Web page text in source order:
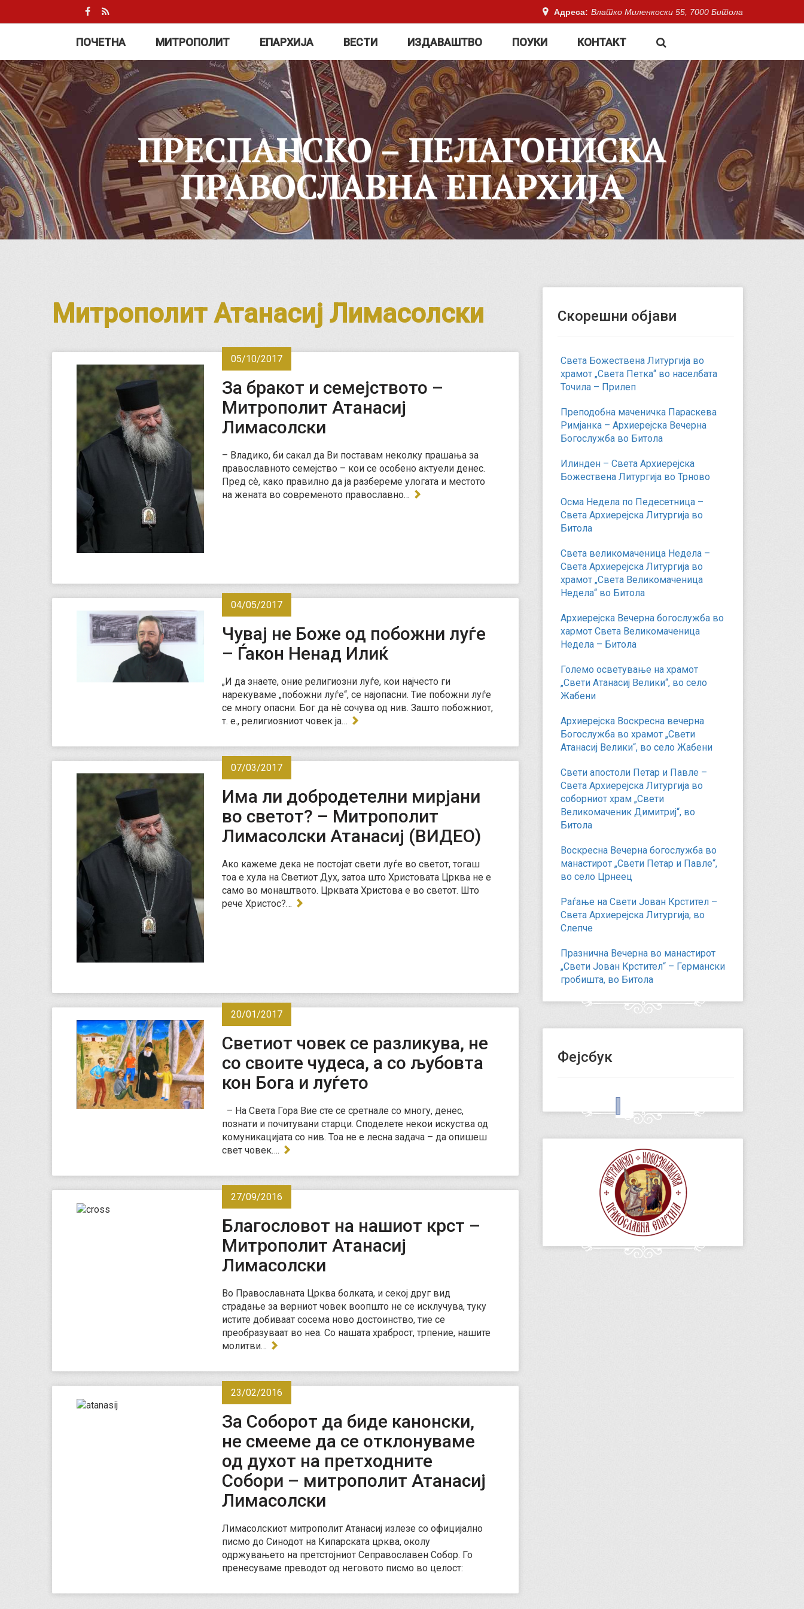
Адреса: Влатко Миленкоски 55, 7000 Битола
ПОЧЕТНА МИТРОПОЛИТ ЕПАРХИЈА ВЕСТИ ИЗДАВАШТВО ПОУКИ КОНТАКТ
ПРЕСПАНСКО – ПЕЛАГОНИСКА
ПРАВОСЛАВНА ЕПАРХИЈА
Митрополит Атанасиј Лимасолски
05/10/2017
За бракот и семејството –
Митрополит Атанасиј
Лимасолски
– Владико, би сакал да Ви поставам неколку прашања за
православното семејство – кои се особено актуели денес.
Пред сè, како правилно да ја разбереме улогата и местото
на жената во современото православно…
04/05/2017
Чувај не Боже од побожни луѓе
– Ѓакон Ненад Илиќ
„И да знаете, оние религиозни луѓе, кои најчесто ги
нарекуваме „побожни луѓе“, се најопасни. Тие побожни луѓе
се многу опасни. Бог да нè сочува од нив. Зашто побожниот,
т. е., религиозниот човек ја…
07/03/2017
Има ли добродетелни мирјани
во светот? – Митрополит
Лимасолски Атанасиј (ВИДЕО)
Ако кажеме дека не постојат свети луѓе во светот, тогаш
тоа е хула на Светиот Дух, затоа што Христовата Црква не е
само во монаштвото. Црквата Христова е во светот. Што
рече Христос?…
20/01/2017
Светиот човек се разликува, не
со своите чудеса, а со љубовта
кон Бога и луѓето
– На Света Гора Вие сте се сретнале со многу, денес,
познати и почитувани старци. Споделете некои искуства од
комуникацијата со нив. Тоа не е лесна задача – да опишеш
свет човек….
27/09/2016
Благословот на нашиот крст –
Митрополит Атанасиј
Лимасолски
Во Православната Црква болката, и секој друг вид
страдање за верниот човек воопшто не се исклучува, туку
истите добиваат сосема ново достоинство, тие се
преобразуваат во неа. Со нашата храброст, трпение, нашите
молитви…
23/02/2016
За Соборот да биде канонски,
не смееме да се отклонуваме
од духот на претходните
Собори – митрополит Атанасиј
Лимасолски
Лимасолскиот митрополит Атанасиј излезе со официјално
писмо до Синодот на Кипарската црква, околу
одржувањето на претстојниот Сеправославен Собор. Го
пренесуваме преводот од неговото писмо во целост:
Скорешни објави
Света Божествена Литургија во
храмот „Света Петка“ во населбата
Точила – Прилеп
Преподобна маченичка Параскева
Римјанка – Архиерејска Вечерна
Богослужба во Битола
Илинден – Света Архиерејска
Божествена Литургија во Трново
Осма Недела по Педесетница –
Света Архиерејска Литургија во
Битола
Света великомаченица Недела –
Света Архиерејска Литургија во
храмот „Света Великомаченица
Недела“ во Битола
Архиерејска Вечерна богослужба во
хармот Света Великомаченица
Недела – Битола
Големо осветување на храмот
„Свети Атанасиј Велики“, во село
Жабени
Архиерејска Воскресна вечерна
Богослужба во храмот „Свети
Атанасиј Велики“, во село Жабени
Свети апостоли Петар и Павле –
Света Архиерејска Литургија во
соборниот храм „Свети
Великомаченик Димитриј“, во
Битола
Воскресна Вечерна богослужба во
манастирот „Свети Петар и Павле“,
во село Црнеец
Раѓање на Свети Јован Крстител –
Света Архиерејска Литургија, во
Слепче
Празнична Вечерна во манастирот
„Свети Јован Крстител“ – Германски
гробишта, во Битола
Фејсбук